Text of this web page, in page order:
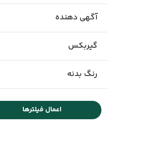
آگهی دهنده
گیربکس
رنگ بدنه
اعمال فیلترها